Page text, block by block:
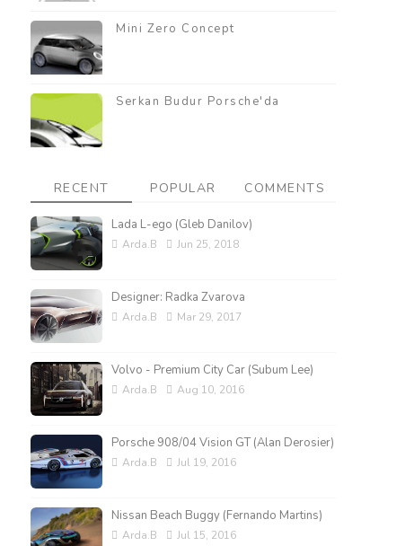
Mini Zero Concept
Serkan Budur Porsche'da
RECENT POPULAR COMMENTS
Lada L-ego (Gleb Danilov)
Arda.B Jun 25, 2018
Designer: Radka Zvarova
Arda.B Mar 29, 2017
Volvo - Premium City Car (Subum Lee)
Arda.B Aug 10, 2016
Porsche 908/04 Vision GT (Alan Derosier)
Arda.B Jul 19, 2016
Nissan Beach Buggy (Fernando Martins)
Arda.B Jul 15, 2016